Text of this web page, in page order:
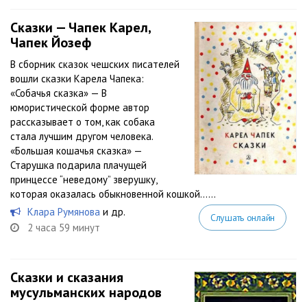
Сказки — Чапек Карел,
Чапек Йозеф
В сборник сказок чешских писателей
вошли сказки Карела Чапека:
«Собачья сказка» — В
юмористической форме автор
рассказывает о том, как собака
стала лучшим другом человека.
«Большая кошачья сказка» —
Старушка подарила плачущей
принцессе “неведому” зверушку,
которая оказалась обыкновенной кошкой…...
Клара Румянова и др.
2 часа 59 минут
Слушать онлайн
Сказки и сказания
мусульманских народов